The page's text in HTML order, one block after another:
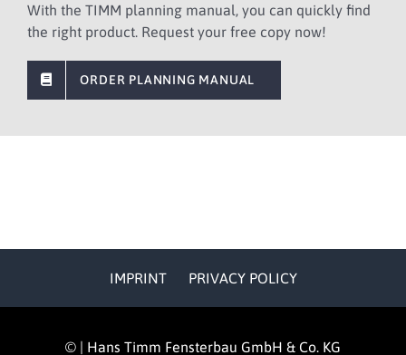
With the TIMM planning manual, you can quickly find
the right product. Request your free copy now!
ORDER PLANNING MANUAL
IMPRINT PRIVACY POLICY
© | Hans Timm Fensterbau GmbH & Co. KG